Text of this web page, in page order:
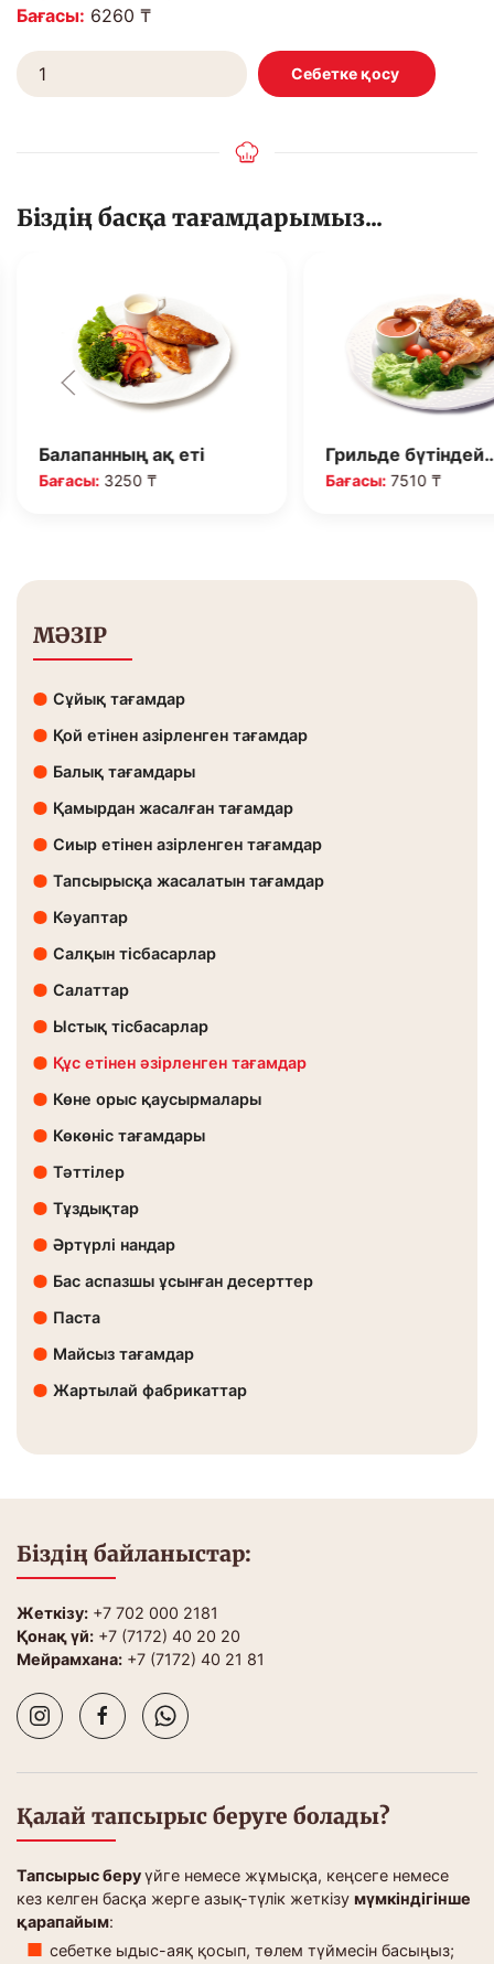
Бағасы: 6260 ₸
Біздің басқа тағамдарымыз...
Балапанның ақ еті
Бағасы: 3250 ₸
Грильде
Бағасы:7510 ₸
МӘЗІР
Сұйық тағамдар
Қой етінен азірленген тағамдар
Балық тағамдары
Қамырдан жасалған тағамдар
Сиыр етінен азірленген тағамдар
Тапсырысқа жасалатын тағамдар
Кәуаптар
Салқын тісбасарлар
Салаттар
Ыстық тісбасарлар
Құс етінен әзірленген тағамдар
Көне орыс қаусырмалары
Көкөніс тағамдары
Тәттілер
Тұздықтар
Әртүрлі нандар
Бас аспазшы ұсынған десерттер
Паста
Майсыз тағамдар
Жартылай фабрикаттар
Біздің байланыстар:
Жеткізу: +7 702 000 2181
Қонақ үй: +7 (7172) 40 20 20
Мейрамхана: +7 (7172) 40 21 81
Қалай тапсырыс беруге болады?
Тапсырыс беруүйге немесе жұмысқа, кеңсеге немесе
кез келген басқа жерге азық-түлік жеткізу мүмкіндігінше
қарапайым:
себетке ыдыс-аяқ қосып, төлем түймесін басыңыз;